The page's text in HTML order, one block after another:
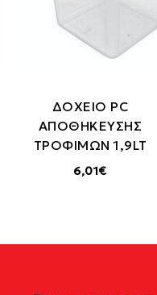
ΔΟΧΕΙΟ PC
ΑΠΟΘΗΚΕΥΣΗΣ
ΤΡΟΦΙΜΩΝ 1,9LT
6,01€